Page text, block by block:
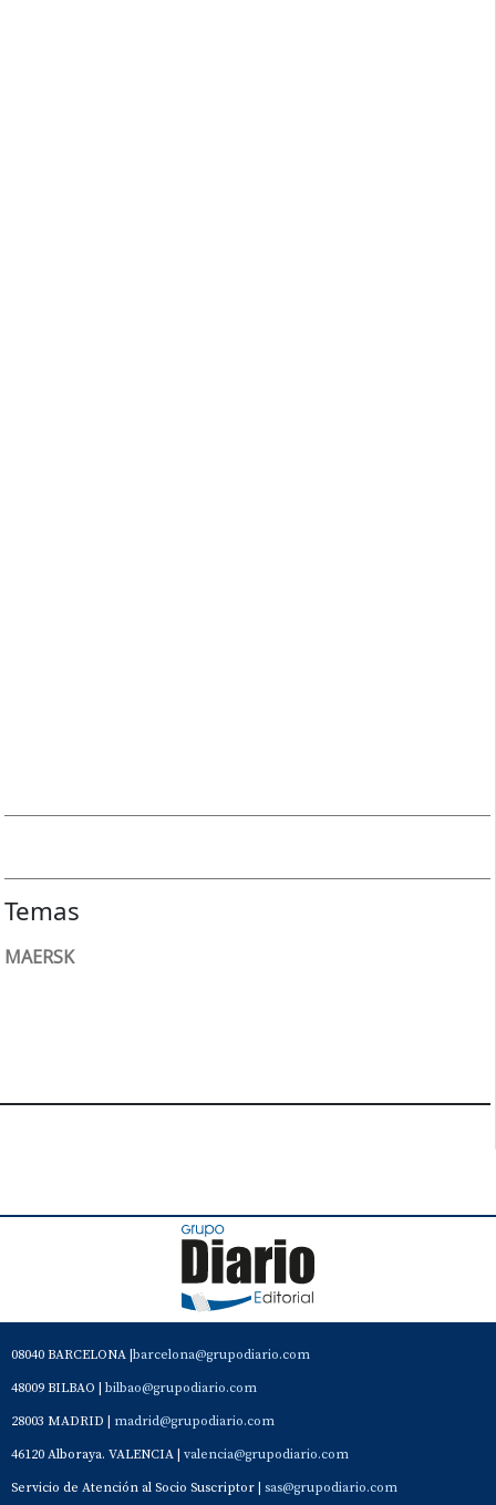
Temas
MAERSK
08040 BARCELONA | barcelona@grupodiario.com
48009 BILBAO | bilbao@grupodiario.com
28003 MADRID | madrid@grupodiario.com
46120 Alboraya. VALENCIA | valencia@grupodiario.com
Servicio de Atención al Socio Suscriptor | sas@grupodiario.com